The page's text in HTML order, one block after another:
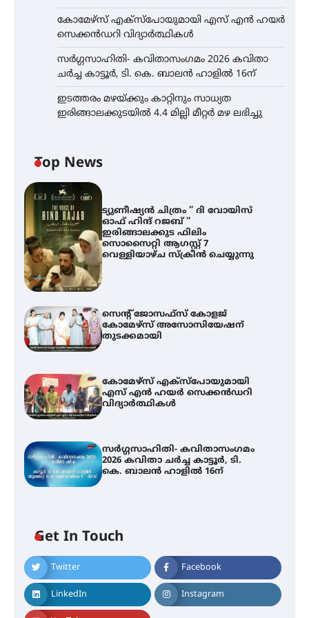
കോമേഴ്സ് എക്സ്പോയുമായി എസ് എൻ ഹയർ
സെക്കൻഡറി വിദ്യാർത്ഥികൾ
സർഗ്ഗസാഹിതി- കവിതാസംഗമം 2026 കവിതാ
ചർച്ച കാട്ടൂർ, ടി. കെ. ബാലൻ ഹാളിൽ 16ന്
ഇടത്തരം മഴയ്ക്കും കാറ്റിനും സാധ്യത
ഇരിങ്ങാലക്കുടയിൽ 4.4 മില്ലി മീറ്റർ മഴ ലഭിച്ചു
Top News
ട്യുണീഷ്യൻ ചിത്രം ” ദി വോയിസ്
ഓഫ് ഹിന്ദ് റജബ് ”
ഇരിങ്ങാലക്കുട ഫിലിം
സൊസൈറ്റി ആഗസ്റ്റ് 7
വെള്ളിയാഴ്ച സ്‌ക്രീൻ ചെയ്യുന്നു
സെന്റ് ജോസഫ്സ് കോളജ്
കോമേഴ്‌സ് അസോസിയേഷന്
തുടക്കമായി
കോമേഴ്സ് എക്സ്പോയുമായി
എസ് എൻ ഹയർ സെക്കൻഡറി
വിദ്യാർത്ഥികൾ
സർഗ്ഗസാഹിതി- കവിതാസംഗമം
2026 കവിതാ ചർച്ച കാട്ടൂർ, ടി.
കെ. ബാലൻ ഹാളിൽ 16ന്
Get In Touch
Twitter Facebook
LinkedIn Instagram